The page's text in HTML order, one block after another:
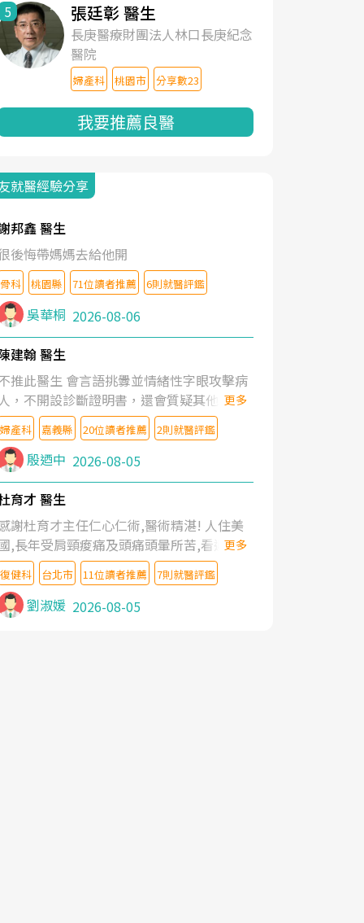
5 張廷彰 醫生
長庚醫療財團法人林口長庚紀念
醫院
婦產科 桃園市 分享數23
我要推薦良醫
就醫經驗分享
邦鑫 醫生
後悔帶媽媽去給他開
骨科 桃園縣 71位讀者推薦 6則就醫評鑑
吳華桐 2026-08-06
建翰 醫生
推此醫生 會言語挑釁並情緒性字眼攻擊病
，不開設診斷證明書，還會質疑其他醫生
判斷！
更多
婦產科 嘉義縣 20位讀者推薦 2則就醫評鑑
殷迺中 2026-08-05
育才 醫生
謝杜育才主任仁心仁術,醫術精湛! 人住美
,長年受肩頸痠痛及頭痛頭暈所苦,看遍名醫
授,做了各種檢查,也嘗試過西醫打針,中醫
灸及物理徒手治療都沒有用,後來連吃到嗎
類止痛藥都效果有限,只是壓症狀,沒多久就
起來,多年失眠嚴重影響生活品質. 台灣親
更多
復健科 台北市 11位讀者推薦 7則就醫評鑑
劉淑媛 2026-08-05